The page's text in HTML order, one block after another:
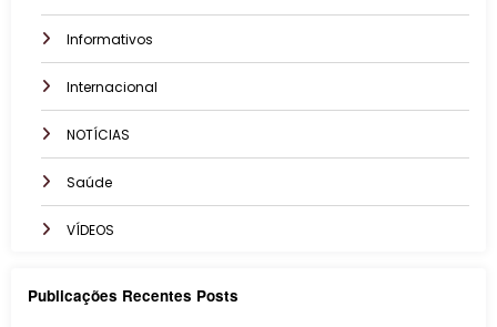
Informativos
Internacional
NOTÍCIAS
Saúde
VÍDEOS
Publicações Recentes Posts